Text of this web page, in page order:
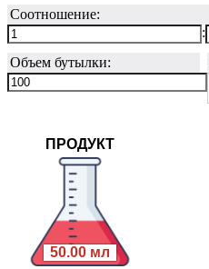
Соотношение:
:
Объем бутылки:
ПРОДУКТ
50.00 мл